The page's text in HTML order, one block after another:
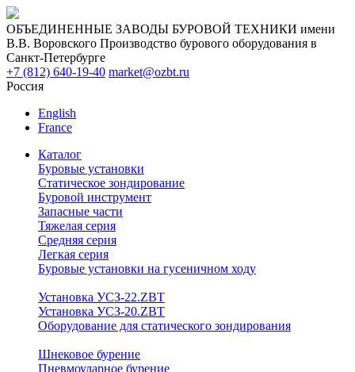
ОБЪЕДИНЕННЫЕ ЗАВОДЫ БУРОВОЙ ТЕХНИКИ имени
В.В. Воровского Производство бурового оборудования в
Санкт-Петербурге
+7 (812) 640-19-40 market@ozbt.ru
Россия
English
France
Каталог
Буровые установки
Статическое зондирование
Буровой инструмент
Запасные части
Тяжелая серия
Средняя серия
Легкая серия
Буровые установки на гусеничном ходу
Установка УСЗ-22.ZBT
Установка УСЗ-20.ZBT
Оборудование для статического зондирования
Шнековое бурение
Пневмоударное бурение